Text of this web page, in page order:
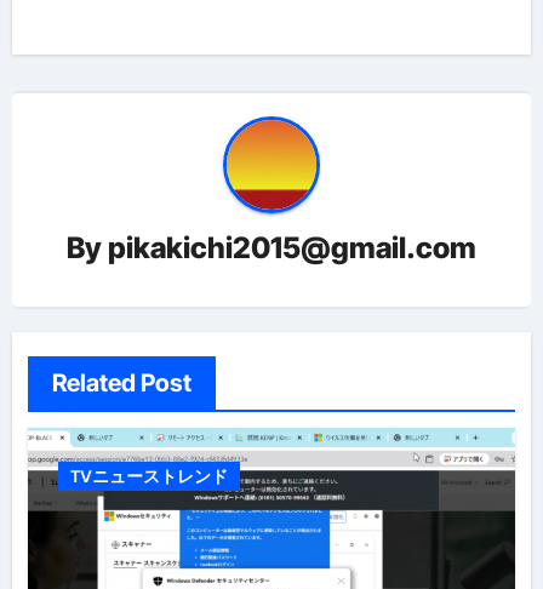
シ
ョ
ン
By pikakichi2015@gmail.com
Related Post
TVニューストレンド